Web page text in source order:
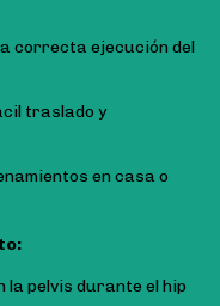
correcta ejecución del
traslado y
en casa o
la pelvis durante el hip